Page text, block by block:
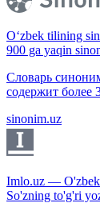
O‘zbek tilining
900 ga yaqin
Словарь
содержит более
sinonim.uz
Imlo.uz — O'zbek
So'zning to'g'ri